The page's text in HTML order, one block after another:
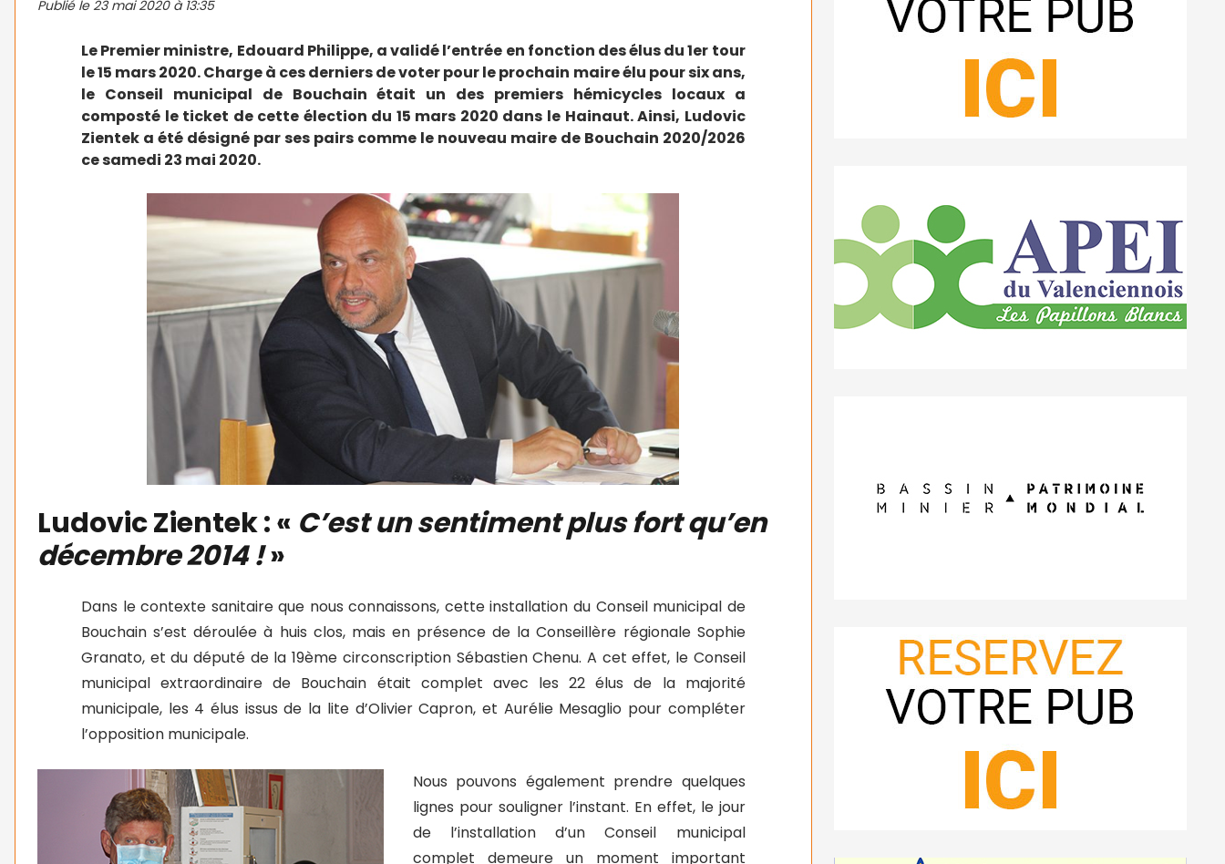
Publié le23 mai 2020 à 13:35
Le Premier ministre, Edouard Philippe, a validé l’entrée en fonction des élus du 1er tour
le 15 mars 2020. Charge à ces derniers de voter pour le prochain maire élu pour six ans,
le Conseil municipal de Bouchain était un des premiers hémicycles locaux a
composté le ticket de cette élection du 15 mars 2020 dans le Hainaut. Ainsi, Ludovic
Zientek a été désigné par ses pairs comme le nouveau maire de Bouchain 2020/2026
ce samedi 23 mai 2020.
Ludovic Zientek : « C’est un sentiment plus fort qu’en
décembre 2014 !»
Dans le contexte sanitaire que nous connaissons, cette installation du Conseil municipal de
Bouchain s’est déroulée à huis clos, mais en présence de la Conseillère régionale Sophie
Granato, et du député de la 19ème circonscription Sébastien Chenu. A cet effet, le Conseil
municipal extraordinaire de Bouchain était complet avec les 22 élus de la majorité
municipale, les 4 élus issus de la lite d’Olivier Capron, et Aurélie Mesaglio pour compléter
l’opposition municipale.
Nous pouvons également prendre quelques
lignes pour souligner l’instant. En effet, le jour
de l’installation d’un Conseil municipal
complet demeure un moment important